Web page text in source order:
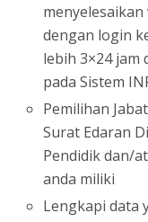
dengan login
lebih 3×24 jam
pada Sistem
Pemilihan
Surat Edaran
Pendidik dan/
anda miliki
Lengkapi data